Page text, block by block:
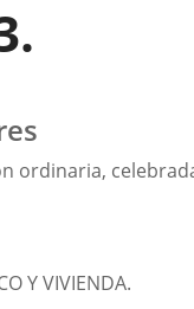
ordinaria,
Y VIVIENDA.